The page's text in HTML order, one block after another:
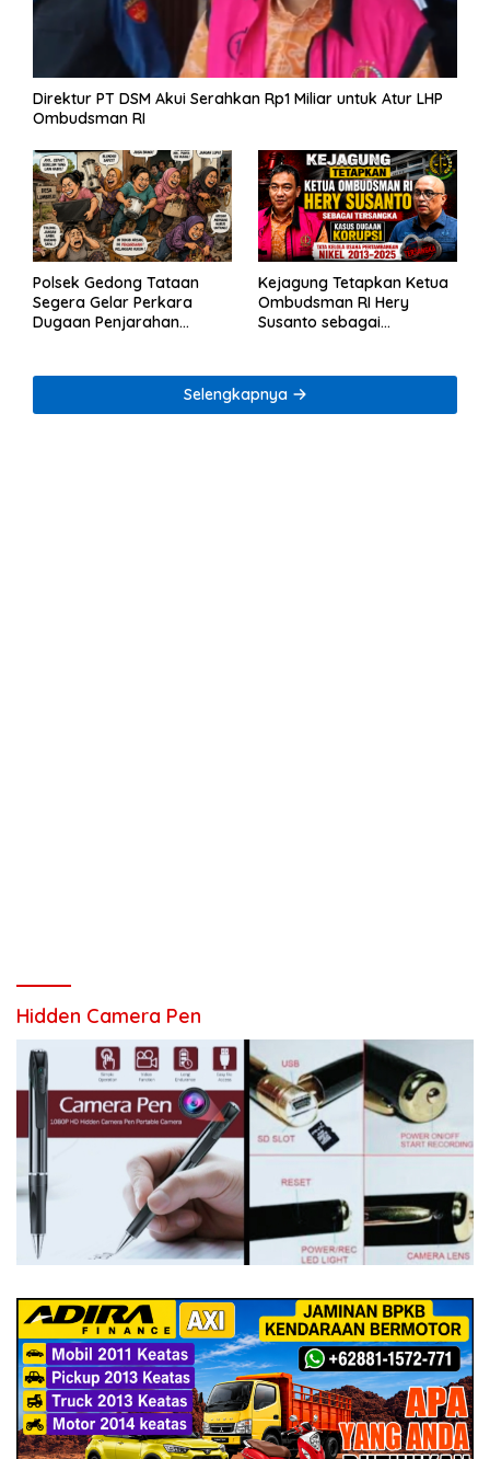
Direktur PT DSM Akui Serahkan Rp1 Miliar untuk Atur LHP
Ombudsman RI
Polsek Gedong Tataan
Segera Gelar Perkara
Dugaan Penjarahan
Kejagung Tetapkan Ketua
Ombudsman RI Hery
Susanto sebagai
Tambang Nikel
Selengkapnya
Hidden Camera Pen